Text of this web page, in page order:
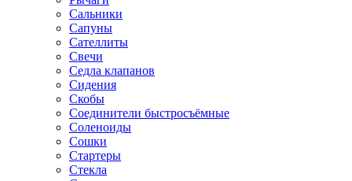
Сальники
Сапуны
Сателлиты
Свечи
Седла клапанов
Сидения
Скобы
Соединители быстросъёмные
Соленоиды
Сошки
Стартеры
Стекла